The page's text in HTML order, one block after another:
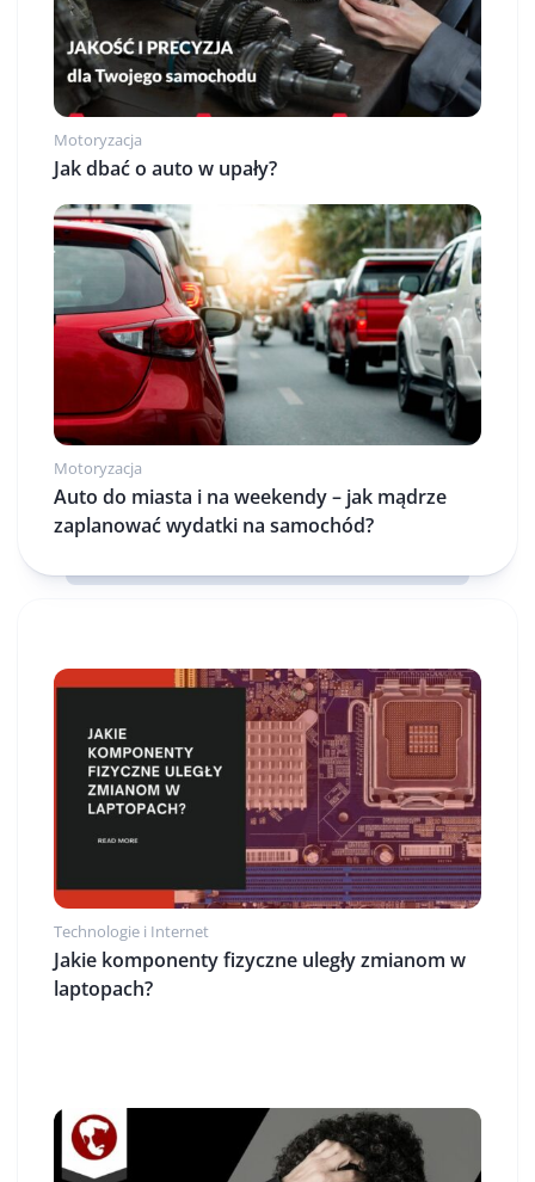
Motoryzacja
Jak dbać o auto w upały?
Motoryzacja
Auto do miasta i na weekendy – jak mądrze
zaplanować wydatki na samochód?
Technologie i Internet
Jakie komponenty fizyczne uległy zmianom w
laptopach?